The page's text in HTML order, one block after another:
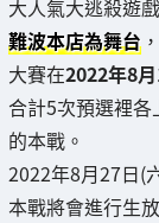
大人氣大逃殺遊
難波本店為舞台
大賽在2022年8
合計5次預選裡
的本戰。
2022年8月27日(
本戰將會進行生